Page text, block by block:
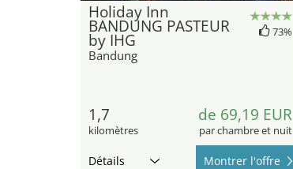
Holiday Inn
BANDUNG PASTEUR
by IHG
Bandung
73%
1,7
kilomètres
de 69,19 EUR
par chambre et nuit
Détails Montrer l'offre